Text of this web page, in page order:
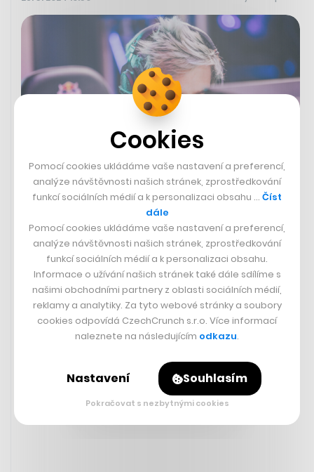
Populární hráč Fortnite Tyler
„Ninja“ Blevins oznámil onemocnění
rakovinou a vyzývá k prevenci
Dvaatřicetiletý streamer a Youtuber, který má na
platformě Twitch 19 milionů sledujících a na YouTube 24
milionů fanoušků, oznámil, že mu byla zjištěna rakovina
kůže. Hráči, který se proslavil především díky hraní hry
Fortnite, bylo preventivně odstraněno znaménko, které
se však vrátilo jako melanom. Ninja uklidňuje, že lékaři
preventivním návštěvám lékaře.
Cookies
Pomocí cookies ukládáme vaše nastavení a preferencí,
analýze návštěvnosti našich stránek, zprostředkování
funkcí sociálních médií a k personalizaci obsahu … Číst
dále
Pomocí cookies ukládáme vaše nastavení a preferencí,
analýze návštěvnosti našich stránek, zprostředkování
funkcí sociálních médií a k personalizaci obsahu.
Informace o užívání našich stránek také dále sdílíme s
našimi obchodními partnery z oblasti sociálních médií,
reklamy a analytiky. Za tyto webové stránky a soubory
cookies odpovídá CzechCrunch s.r.o. Více informací
naleznete na následujícím odkazu.
Nastavení Souhlasím
Pokračovat s nezbytnými cookies